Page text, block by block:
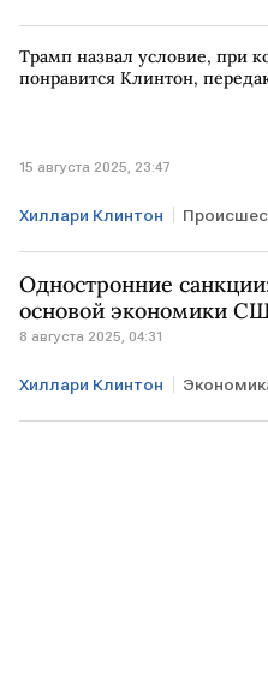
ЛОНДОН
Джулиан Ассанж
Трамп назвал условие, при
понравится Клинтон,
15 августа 2025, 23:47
Хиллари Клинтон
Дональд Трамп
Одностронние
основой экономики
8 августа 2025, 04:31
Хиллари Клинтон
Мировая экономика